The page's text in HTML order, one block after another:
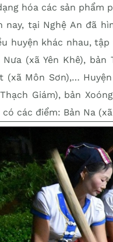
hóa các sản phẩm
nay, tại Nghệ An đã
huyện khác nhau,
Nưa (xã Yên Khê),
(xã Môn Sơn),…
Giám), bản
có các điểm: Bản Na